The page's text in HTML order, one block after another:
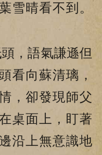
晴看不到。
，語氣謙遜但
看向蘇清璃，
，卻發現師父
桌面上，盯著
沿上無意識地